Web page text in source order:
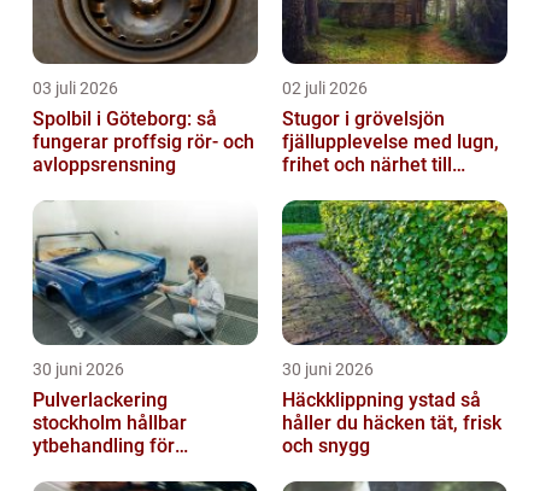
03 juli 2026
Spolbil i Göteborg: så
fungerar proffsig rör- och
avloppsrensning
02 juli 2026
Stugor i grövelsjön
fjällupplevelse med lugn,
frihet och närhet till
30 juni 2026
Pulverlackering
stockholm hållbar
ytbehandling för
30 juni 2026
Häckklippning ystad så
håller du häcken tät, frisk
och snygg